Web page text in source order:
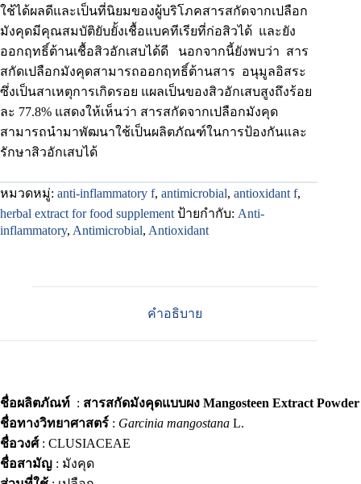
ใช้ได้ผลดีและเป็นที่นิยมของผู้บริโภคสารสกัดจากเปลือก
มังคุดมีคุณสมบัติยับยั้งเชื้อแบคทีเรียที่ก่อสิวได้ และยัง
ออกฤทธิ์ต้านเชื้อสิวอักเสบได้ดี นอกจากนี้ยังพบว่า สาร
สกัดเปลือกมังคุดสามารถออกฤทธิ์ต้านสาร อนุมูลอิสระ
ซึ่งเป็นสาเหตุการเกิดรอย แผลเป็นของสิวอักเสบสูงถึงร้อย
ละ 77.8% แสดงให้เห็นว่า สารสกัดจากเปลือกมังคุด
สามารถนำมาพัฒนาใช้เป็นผลิตภัณฑ์ในการป้องกันและ
รักษาสิวอักเสบได้
หมวดหมู่: anti-inflammatory f, antimicrobial, antioxidant f,
herbal extract for food supplement ป้ายกำกับ: Anti-
inflammatory, Antimicrobial, Antioxidant
คำอธิบาย
ชื่อผลิตภัณท์ : สารสกัดมังคุดแบบผง Mangosteen Extract Powder
ชื่อทางวิทยาศาสตร์ : Garcinia mangostana L.
ชื่อวงศ์: CLUSIACEAE
ชื่อสามัญ : มังคุด